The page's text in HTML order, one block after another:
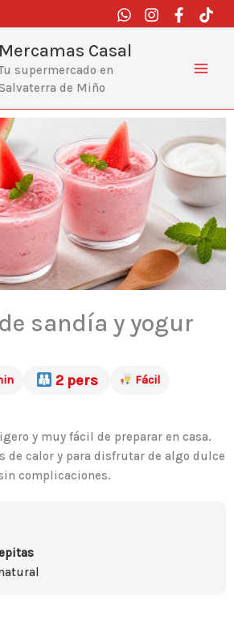
Mercamas Casal
supermercado en
de Miño
sandía y yogur
2 pers Fácil
y muy fácil de preparar en casa.
de calor y para disfrutar de algo dulce
complicaciones.